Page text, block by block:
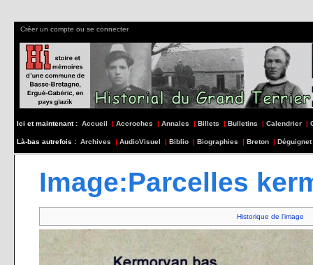
Créer un compte ou se connecter
Ici et maintenant : Accueil | Accroches | Annales | Billets | Bulletins | Calendrier |
Là-bas autrefois : Archives | AudioVisuel | Biblio | Biographies | Breton | Déguignet
Image:Parcelles
Historique de l’image